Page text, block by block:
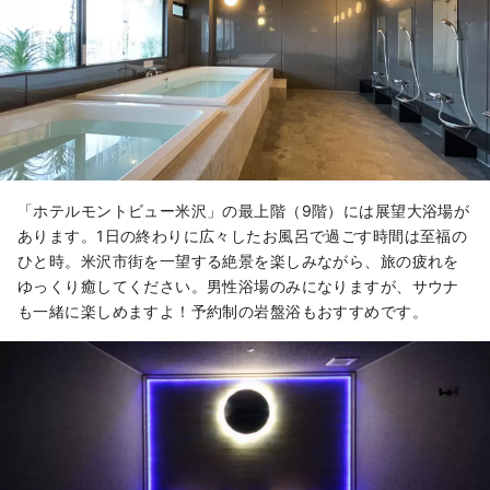
「ホテルモントビュー米沢」の最上階（9階）には展望大浴場が
あります。1日の終わりに広々したお風呂で過ごす時間は至福の
ひと時。米沢市街を一望する絶景を楽しみながら、旅の疲れを
ゆっくり癒してください。男性浴場のみになりますが、サウナ
も一緒に楽しめますよ！予約制の岩盤浴もおすすめです。